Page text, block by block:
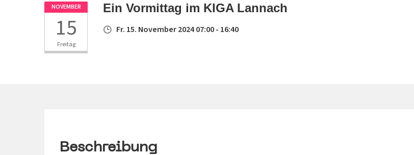
NOVEMBER
15
Freitag
Ein Vormittag im KIGA Lannach
Fr. 15. November 2024 07:00 - 16:40
Beschreibung